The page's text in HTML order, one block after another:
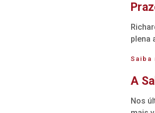
plena
Saiba
A
Nos